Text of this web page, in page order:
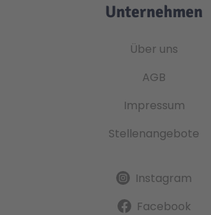
Unternehmen
Über uns
AGB
Impressum
Stellenangebote
Instagram
Facebook